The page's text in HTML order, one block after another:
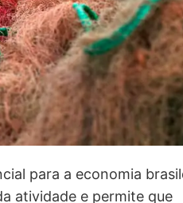
para a economia
atividade e permite que